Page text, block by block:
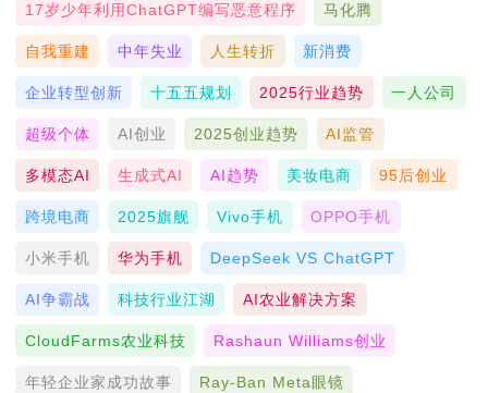
17岁少年利用ChatGPT编写恶意程序 马化腾
自我重建 中年失业 人生转折 新消费
企业转型创新 十五五规划 2025行业趋势 一人公司
超级个体 AI创业 2025创业趋势 AI监管
多模态AI 生成式AI AI趋势 美妆电商 95后创业
跨境电商 2025旗舰 Vivo手机 OPPO手机
小米手机 华为手机 DeepSeek VS ChatGPT
AI争霸战 科技行业江湖 AI农业解决方案
CloudFarms农业科技 Rashaun Williams创业
年轻企业家成功故事 Ray-Ban Meta眼镜